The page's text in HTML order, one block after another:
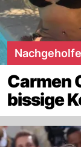
Carmen
bissige